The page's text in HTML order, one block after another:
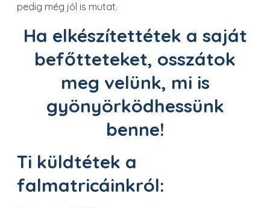
pedig még jól is mutat.
Ha elkészítettétek a saját
befőtteteket, osszátok
meg velünk, mi is
gyönyörködhessünk
benne!
Ti küldtétek a
falmatricáinkról: